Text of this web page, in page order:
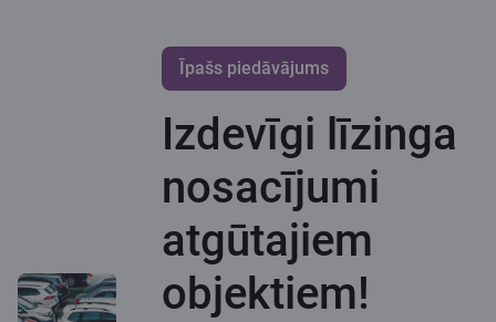
Īpašs piedāvājums
Izdevīgi līzinga
nosacījumi
atgūtajiem
objektiem!